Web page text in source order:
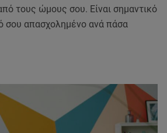
τους ώμους σου. Είναι σημαντικό
σου απασχολημένο ανά πάσα